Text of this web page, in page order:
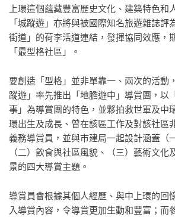
上環這個蘊藏豐富歷史文化、建築特色和
「城蹤遊」亦將與被國際知名旅遊雜誌評
街道」的荷李活道連結，發揮協同效應，
「最型格社區」。
要創造「型格」並非單靠一、兩次的活動
蹤遊」率先推出「地膽遊中」導賞團，以
事」為導賞團的特色，並夥拍救世軍及中
環出生及成長、曾在該區工作及對該社區
義務導賞員，並與市建局一起設計涵蓋（
（二）飲食與社區風貌、（三）藝術文化
景的四大導賞主題。
導賞員會根據其個人經歷、與中上環的回
入導賞內容，令導賞更加生動和豐富；而